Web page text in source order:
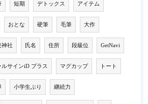
短期 デトックス アイテム
おとな 硬筆 毛筆 大作
神社 氏名 住所 段級位 GetNavi
ルサインiD プラス マグカップ トート
小学生ぶり 継続力